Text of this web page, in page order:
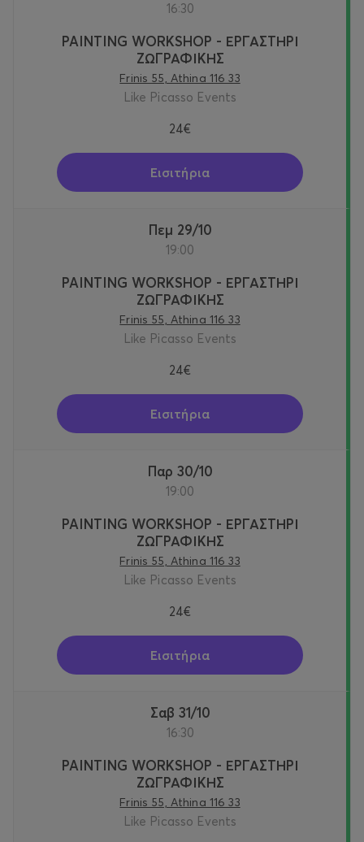
16:30
PAINTING WORKSHOP - ΕΡΓΑΣΤΗΡΙ
ΖΩΓΡΑΦΙΚΗΣ
Frinis 55, Athina 116 33
Like Picasso Events
24€
Εισιτήρια
Πεμ 29/10
19:00
PAINTING WORKSHOP - ΕΡΓΑΣΤΗΡΙ
ΖΩΓΡΑΦΙΚΗΣ
Frinis 55, Athina 116 33
Like Picasso Events
24€
Εισιτήρια
Παρ 30/10
19:00
PAINTING WORKSHOP - ΕΡΓΑΣΤΗΡΙ
ΖΩΓΡΑΦΙΚΗΣ
Frinis 55, Athina 116 33
Like Picasso Events
24€
Εισιτήρια
Σαβ 31/10
16:30
PAINTING WORKSHOP - ΕΡΓΑΣΤΗΡΙ
ΖΩΓΡΑΦΙΚΗΣ
Frinis 55, Athina 116 33
Like Picasso Events